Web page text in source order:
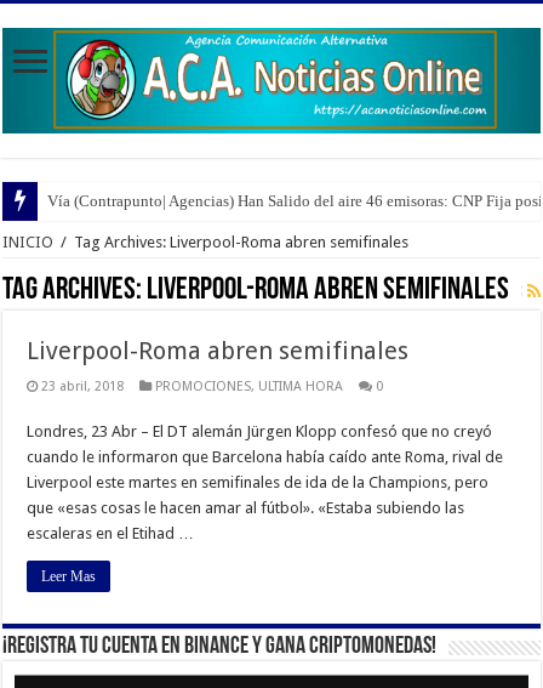
Vía (Contrapunto| Agencias) Han Salido del aire 46 emisoras: CNP Fija
INICIO / Tag Archives: Liverpool-Roma abren semifinales
Tag Archives: Liverpool-Roma abren semifinales
Liverpool-Roma abren semifinales
23 abril, 2018 PROMOCIONES, ULTIMA HORA 0
Londres, 23 Abr – El DT alemán Jürgen Klopp confesó que no creyó
cuando le informaron que Barcelona había caído ante Roma, rival de
Liverpool este martes en semifinales de ida de la Champions, pero
que «esas cosas le hacen amar al fútbol». «Estaba subiendo las
escaleras en el Etihad …
Leer Mas
¡Registra tu cuenta en Binance y gana criptomonedas!